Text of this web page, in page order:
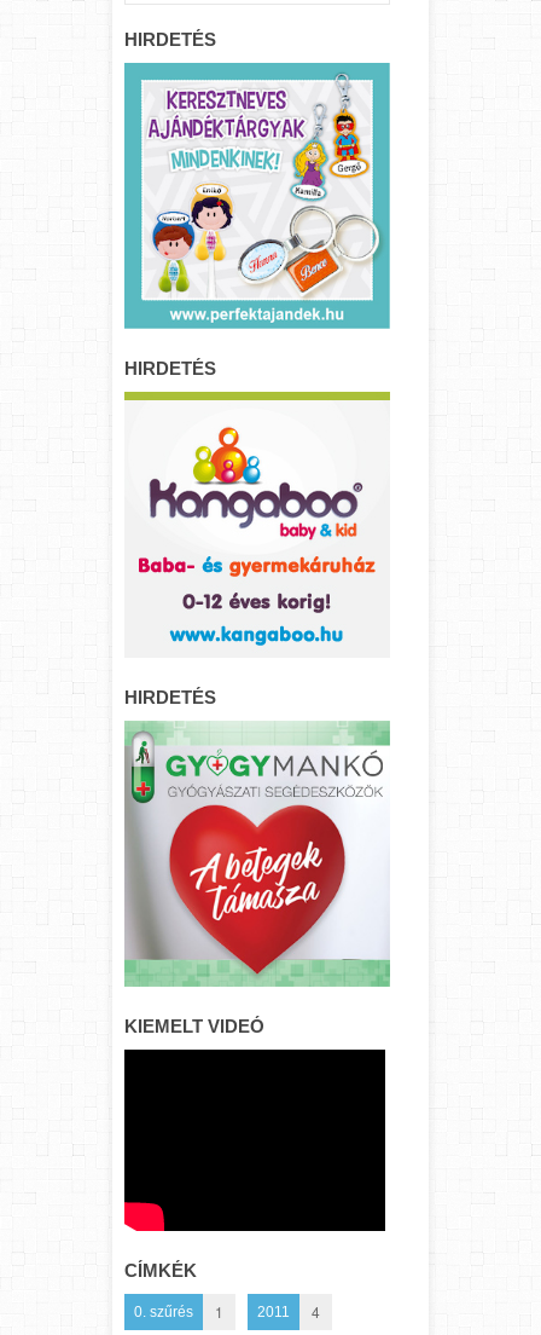
HIRDETÉS
HIRDETÉS
HIRDETÉS
KIEMELT VIDEÓ
CÍMKÉK
0. szűrés 1 2011 4